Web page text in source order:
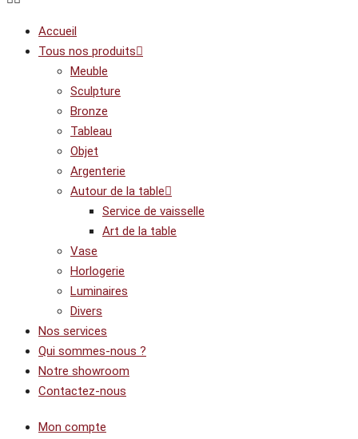
Accueil
Tous nos produits
Meuble
Sculpture
Bronze
Tableau
Objet
Argenterie
Autour de la table
Service de vaisselle
Art de la table
Vase
Horlogerie
Luminaires
Divers
Nos services
Qui sommes-nous ?
Notre showroom
Contactez-nous
Mon compte